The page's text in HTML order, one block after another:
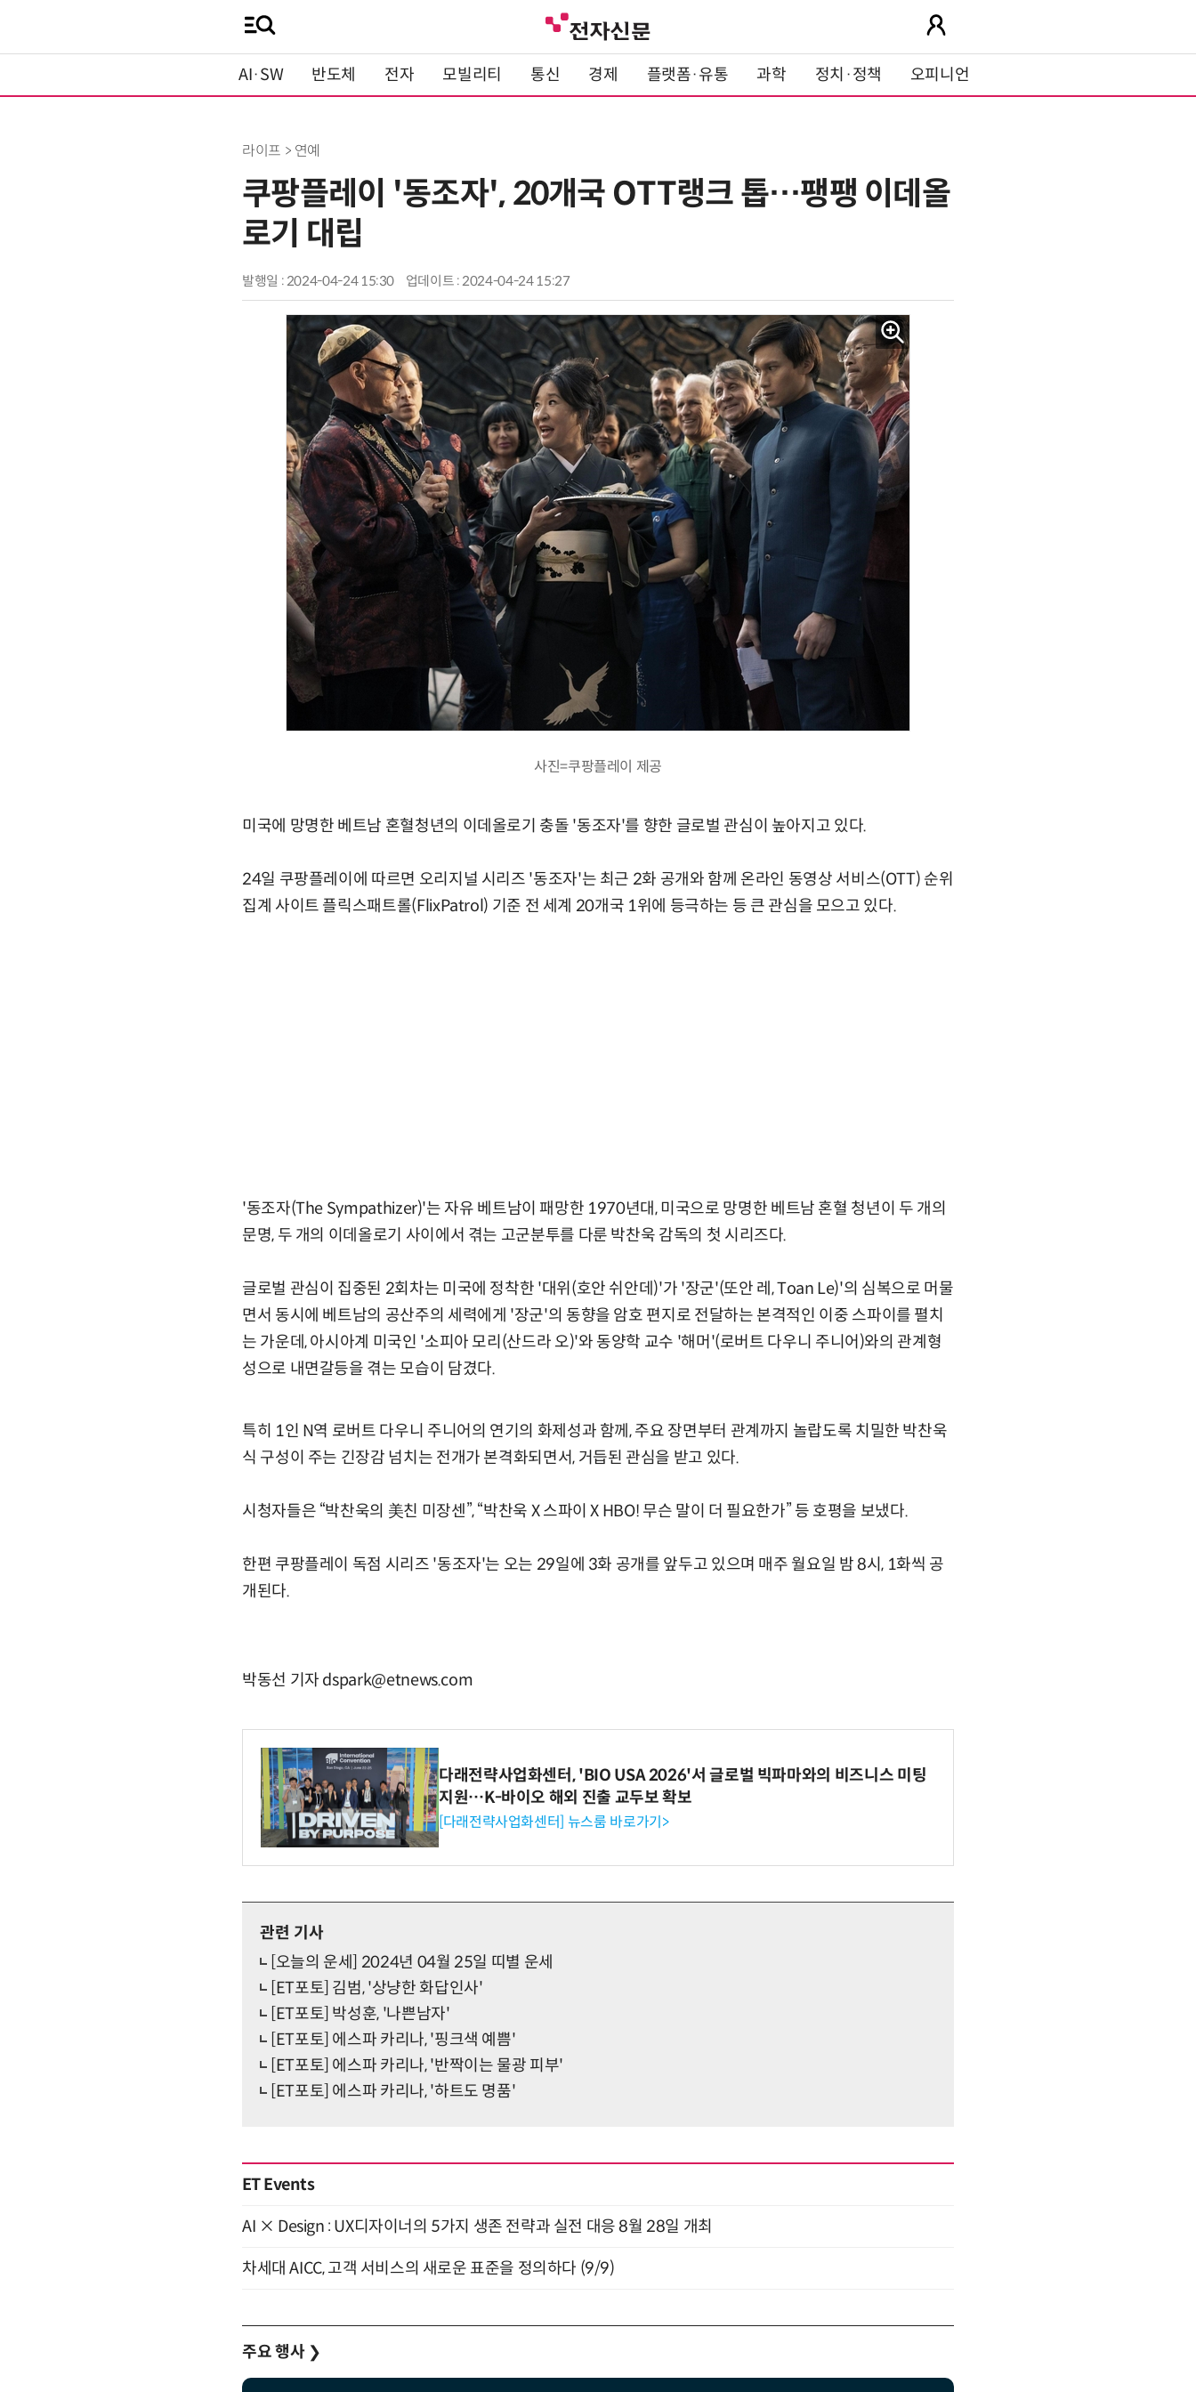
AI·SW 반도체 전자 모빌리티 통신 경제 플랫폼·유통 과학 정치·정책 오피니언
라이프 > 연예
쿠팡플레이 '동조자', 20개국 OTT랭크 톱…팽팽 이데올
로기 대립
발행일 : 2024-04-24 15:30 업데이트 : 2024-04-24 15:27
사진=쿠팡플레이 제공
미국에 망명한 베트남 혼혈청년의 이데올로기 충돌 '동조자'를 향한 글로벌 관심이 높아지고 있다.
24일 쿠팡플레이에 따르면 오리지널 시리즈 '동조자'는 최근 2화 공개와 함께 온라인 동영상 서비스(OTT) 순위
집계 사이트 플릭스패트롤(FlixPatrol) 기준 전 세계 20개국 1위에 등극하는 등 큰 관심을 모으고 있다.
'동조자(The Sympathizer)'는 자유 베트남이 패망한 1970년대, 미국으로 망명한 베트남 혼혈 청년이 두 개의
문명, 두 개의 이데올로기 사이에서 겪는 고군분투를 다룬 박찬욱 감독의 첫 시리즈다.
글로벌 관심이 집중된 2회차는 미국에 정착한 '대위(호안 쉬안데)'가 '장군'(또안 레, Toan Le)'의 심복으로 머물
면서 동시에 베트남의 공산주의 세력에게 '장군'의 동향을 암호 편지로 전달하는 본격적인 이중 스파이를 펼치
는 가운데, 아시아계 미국인 '소피아 모리(산드라 오)'와 동양학 교수 '해머'(로버트 다우니 주니어)와의 관계형
성으로 내면갈등을 겪는 모습이 담겼다.
특히 1인 N역 로버트 다우니 주니어의 연기의 화제성과 함께, 주요 장면부터 관계까지 놀랍도록 치밀한 박찬욱
식 구성이 주는 긴장감 넘치는 전개가 본격화되면서, 거듭된 관심을 받고 있다.
시청자들은 “박찬욱의 美친 미장센”, “박찬욱 X 스파이 X HBO! 무슨 말이 더 필요한가” 등 호평을 보냈다.
한편 쿠팡플레이 독점 시리즈 '동조자'는 오는 29일에 3화 공개를 앞두고 있으며 매주 월요일 밤 8시, 1화씩 공
개된다.
박동선 기자 dspark@etnews.com
다래전략사업화센터, 'BIO USA 2026'서 글로벌 빅파마와의 비즈니스 미팅
지원…K-바이오 해외 진출 교두보 확보
[다래전략사업화센터] 뉴스룸 바로가기>
관련 기사
[오늘의 운세] 2024년 04월 25일 띠별 운세
[ET포토] 김범, '상냥한 화답인사'
[ET포토] 박성훈, '나쁜남자'
[ET포토] 에스파 카리나, '핑크색 예쁨'
[ET포토] 에스파 카리나, '반짝이는 물광 피부'
[ET포토] 에스파 카리나, '하트도 명품'
ET Events
AI × Design : UX디자이너의 5가지 생존 전략과 실전 대응 8월 28일 개최
차세대 AICC, 고객 서비스의 새로운 표준을 정의하다 (9/9)
주요 행사 ❯